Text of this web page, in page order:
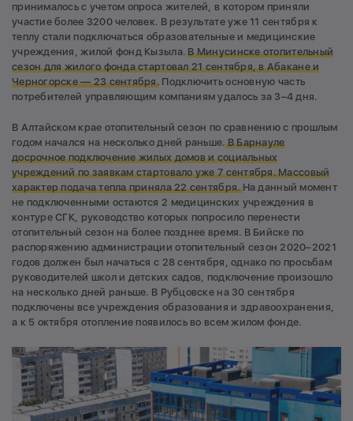
принималось с учетом опроса жителей, в котором приняли
участие более 3200 человек. В результате уже 11 сентября к
теплу стали подключаться образовательные и медицинские
учреждения, жилой фонд Кызыла.В Минусинске отопительный
сезон для жилого фонда стартовал 21 сентября, в Абакане и
Черногорске — 23 сентября. Подключить основную часть
потребителей управляющим компаниям удалось за 3–4 дня.
В Алтайском крае отопительный сезон по сравнению с прошлым
годом начался на несколько дней раньше.В Барнауле
досрочное подключение жилых домов и социальных
учреждений по заявкам стартовало уже 7 сентября. Массовый
характер подача тепла приняла 22 сентября.На данный момент
не подключенными остаются 2 медицинских учреждения в
контуре СГК, руководство которых попросило перенести
отопительный сезон на более позднее время. В Бийске по
распоряжению администрации отопительный сезон 2020–2021
годов должен был начаться с 28 сентября, однако по просьбам
руководителей школ и детских садов, подключение произошло
на несколько дней раньше. В Рубцовске на 30 сентября
подключены все учреждения образования и здравоохранения,
а к 5 октября отопление появилось во всем жилом фонде.